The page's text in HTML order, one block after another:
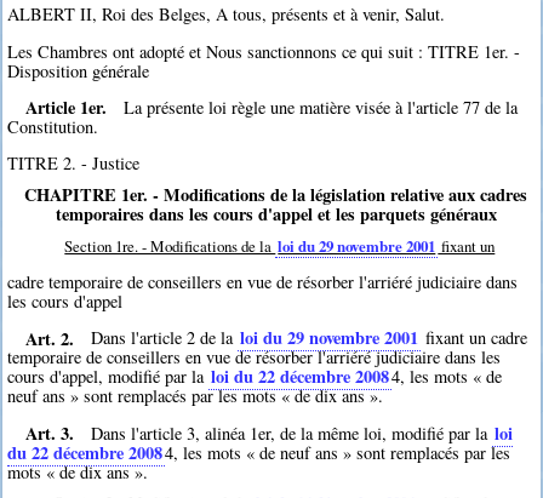
ALBERT II, Roi des Belges, A tous, présents et à venir, Salut.
Les Chambres ont adopté et Nous sanctionnons ce qui suit : TITRE 1er. -
Disposition générale
Article 1er.
La présente loi règle une matière visée à l'article 77 de la
Constitution.
TITRE 2. - Justice
CHAPITRE 1er. - Modifications de la législation relative aux cadres
temporaires dans les cours d'appel et les parquets généraux
Section 1re. - Modifications de la loi du 29 novembre 2001 fixant un
cadre temporaire de conseillers en vue de résorber l'arriéré judiciaire dans
les cours d'appel
Art. 2. Dans l'article 2 de la loi du 29 novembre 2001 fixant un cadre
temporaire de conseillers en vue de résorber l'arriéré judiciaire dans les
cours d'appel, modifié par la loi du 22 décembre 20084, les mots « de
neuf ans » sont remplacés par les mots « de dix ans ».
Art. 3. Dans l'article 3, alinéa 1er, de la même loi, modifié par la loi
du 22 décembre 20084, les mots « de neuf ans » sont remplacés par les
mots « de dix ans ».